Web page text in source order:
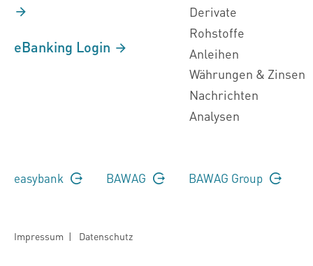
eBanking Login
Derivate
Rohstoffe
Anleihen
Währungen & Zinsen
Nachrichten
Analysen
easybank BAWAG BAWAG Group
Impressum | Datenschutz